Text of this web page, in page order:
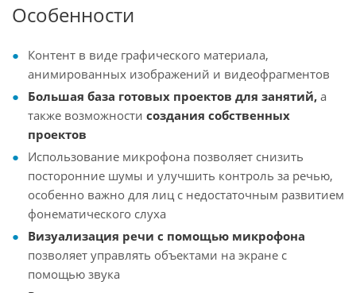
Особенности
Контент в виде графического материала,
анимированных изображений и видеофрагментов
Большая база готовых проектов для занятий, а
также возможности создания собственных
проектов
Использование микрофона позволяет снизить
посторонние шумы и улучшить контроль за речью,
особенно важно для лиц с недостаточным развитием
фонематического слуха
Визуализация речи с помощью микрофона
позволяет управлять объектами на экране с
помощью звука